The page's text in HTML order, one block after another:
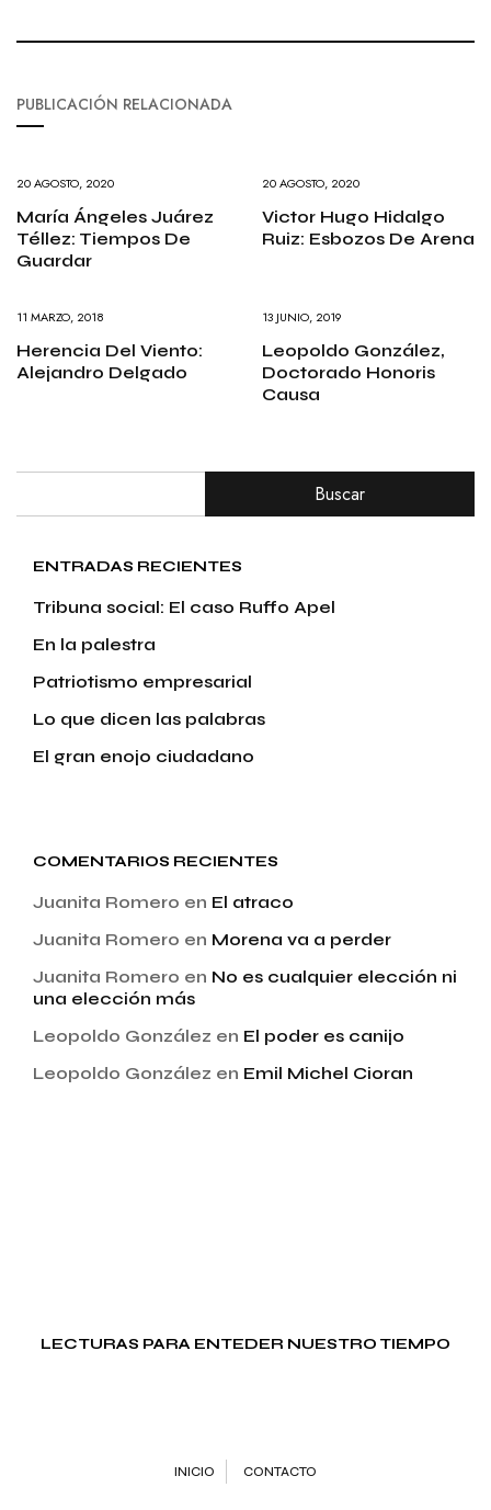
PUBLICACIÓN RELACIONADA
20 AGOSTO, 2020
María Ángeles Juárez
Téllez: Tiempos De
Guardar
20 AGOSTO, 2020
Victor Hugo Hidalgo
Ruiz: Esbozos De Arena
11 MARZO, 2018
Herencia Del Viento:
Alejandro Delgado
13 JUNIO, 2019
Leopoldo González,
Doctorado Honoris
Causa
Buscar
ENTRADAS RECIENTES
Tribuna social: El caso Ruffo Apel
En la palestra
Patriotismo empresarial
Lo que dicen las palabras
El gran enojo ciudadano
COMENTARIOS RECIENTES
Juanita Romero en El atraco
Juanita Romero en Morena va a perder
Juanita Romero en No es cualquier elección ni
una elección más
Leopoldo González en El poder es canijo
Leopoldo González en Emil Michel Cioran
LECTURAS PARA ENTEDER NUESTRO TIEMPO
INICIO CONTACTO